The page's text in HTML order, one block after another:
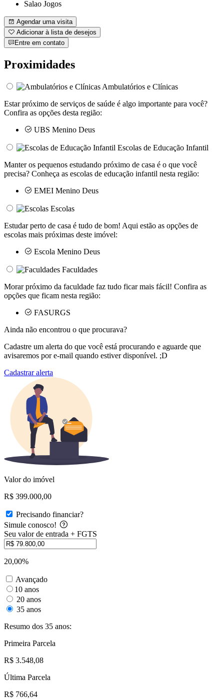
Salao Jogos
Agendar uma visita
Adicionar à lista de desejos
Entre em contato
Proximidades
Ambulatórios e Clínicas
Estar próximo de serviços de saúde é algo importante para você?
Confira as opções desta região:
UBS Menino Deus
Escolas de Educação Infantil
Manter os pequenos estudando próximo de casa é o que você
precisa? Conheça as escolas de educação infantil nesta região:
EMEI Menino Deus
Escolas
Estudar perto de casa é tudo de bom! Aqui estão as opções de
escolas mais próximas deste imóvel:
Escola Menino Deus
Faculdades
Morar próximo da faculdade faz tudo ficar mais fácil! Confira as
opções que ficam nesta região:
FASURGS
Ainda não encontrou o que procurava?
Cadastre um alerta do que você está procurando e aguarde que
avisaremos por e-mail quando estiver disponível. ;D
Cadastrar alerta
Valor do imóvel
R$ 399.000,00
Precisando financiar?
Simule conosco!
Seu valor de entrada + FGTS
20,00%
Avançado
10 anos
20 anos
35 anos
Resumo dos 35 anos:
Primeira Parcela
R$ 3.548,08
Última Parcela
R$ 766,64